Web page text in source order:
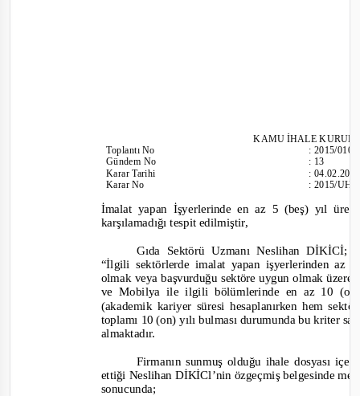
KAMU İHALE
ToplantıNo
Gündem No
Karar Tarihi
Karar No
:2015/010
: 13
:
:2015/
İmalat yapan İşyerlerinde en az 5 (beş) yıl
karşılamadığı tespit edilmiştir,
Gıda Sektörü Uzmanı Neslihan DİKİCİ;
“İlgili sektörlerde imalat yapan işyerlerinden az
olmak veya başvurduğu sektöre uygun olmak
ve Mobilya ile ilgili bölümlerinde en az 10
(akademik kariyer süresi hesaplanırken hem
toplamı 10 (on) yılı bulması durumunda bu kriter
almaktadır.
Firmanın sunmuş olduğu ihale dosyası
ettiği Neslihan DİKİCl’nin özgeçmiş belgesinde
sonucunda;